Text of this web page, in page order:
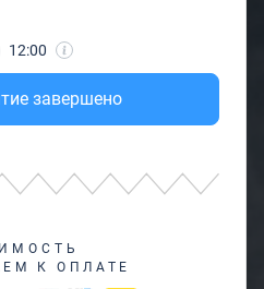
завершено
12:00
К ОПЛАТЕ